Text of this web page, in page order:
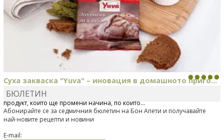
Суха закваска "Yuva" – иновация в домашното приго...
Отскоро Лесафр България стартира предлагането на изцяло нов
продукт, който ще промени начина, по който...
БЮЛЕТИН
Абонирайте се за седмичния бюлетин на Бон Апети и получавайте
най-новите рецепти и новини
E-mail: